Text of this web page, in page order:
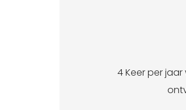
4 Keer per